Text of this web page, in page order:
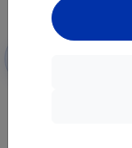
Réduction
TECH-PROTECT